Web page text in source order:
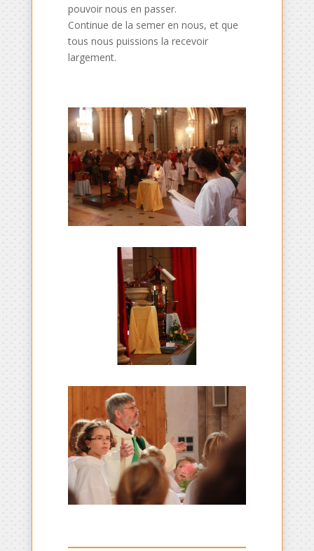
pouvoir nous en passer.
Continue de la semer en nous, et que
tous nous puissions la recevoir
largement.